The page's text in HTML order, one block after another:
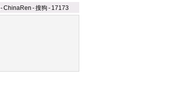
-ChinaRen -搜狗 - 17173